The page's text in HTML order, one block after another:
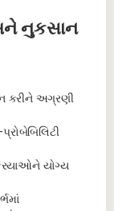
નુકસાન
કરીને અગ્રણી
યોગ્ય